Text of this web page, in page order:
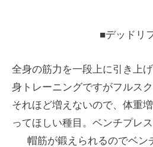
■デッドリ
全身の筋力を一段上に引き上
身トレーニングですがフルス
それほど増えないので、体重
ってほしい種目。ベンチプレ
帽筋が鍛えられるのでベン